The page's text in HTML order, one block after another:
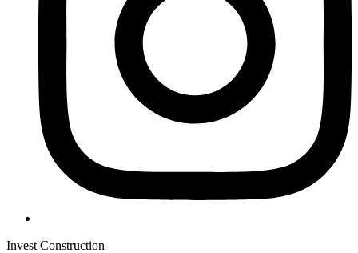
Invest Construction